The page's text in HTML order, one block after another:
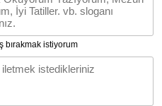
bırakmak istiyorum